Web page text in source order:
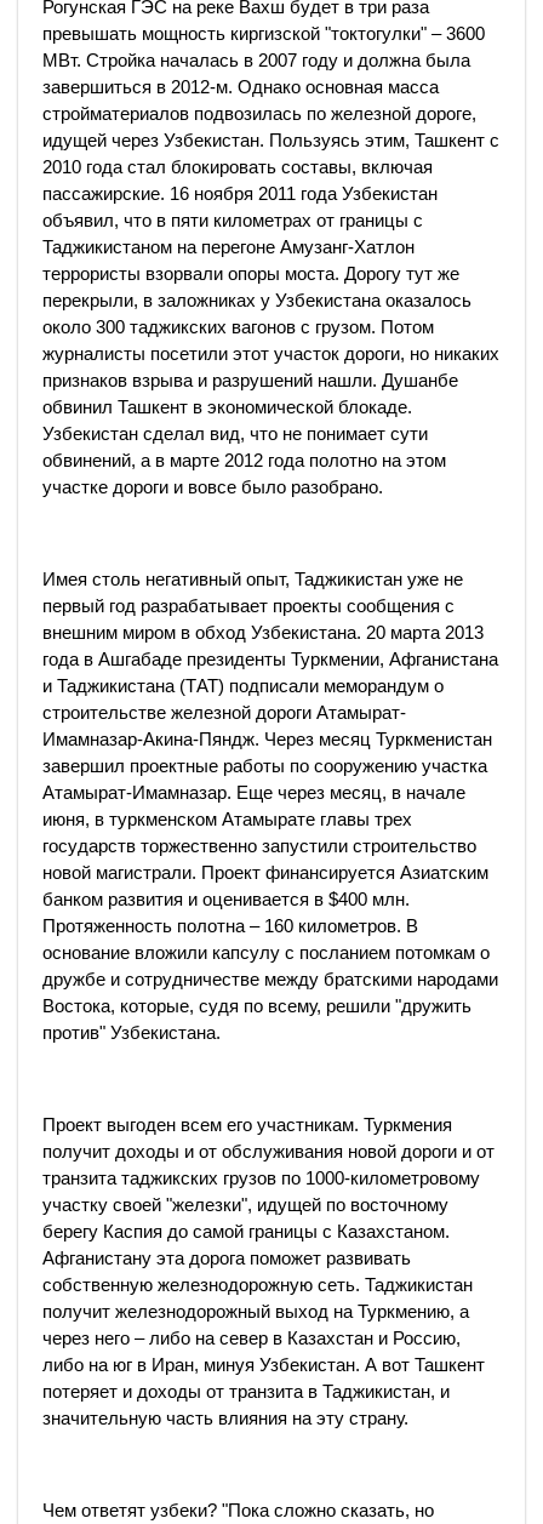
Рогунская ГЭС на реке Вахш будет в три раза
превышать мощность киргизской "токтогулки" – 3600
МВт. Стройка началась в 2007 году и должна была
завершиться в 2012-м. Однако основная масса
стройматериалов подвозилась по железной дороге,
идущей через Узбекистан. Пользуясь этим, Ташкент с
2010 года стал блокировать составы, включая
пассажирские. 16 ноября 2011 года Узбекистан
объявил, что в пяти километрах от границы с
Таджикистаном на перегоне Амузанг-Хатлон
террористы взорвали опоры моста. Дорогу тут же
перекрыли, в заложниках у Узбекистана оказалось
около 300 таджикских вагонов с грузом. Потом
журналисты посетили этот участок дороги, но никаких
признаков взрыва и разрушений нашли. Душанбе
обвинил Ташкент в экономической блокаде.
Узбекистан сделал вид, что не понимает сути
обвинений, а в марте 2012 года полотно на этом
участке дороги и вовсе было разобрано.
Имея столь негативный опыт, Таджикистан уже не
первый год разрабатывает проекты сообщения с
внешним миром в обход Узбекистана. 20 марта 2013
года в Ашгабаде президенты Туркмении, Афганистана
и Таджикистана (ТАТ) подписали меморандум о
строительстве железной дороги Атамырат-
Имамназар-Акина-Пяндж. Через месяц Туркменистан
завершил проектные работы по сооружению участка
Атамырат-Имамназар. Еще через месяц, в начале
июня, в туркменском Атамырате главы трех
государств торжественно запустили строительство
новой магистрали. Проект финансируется Азиатским
банком развития и оценивается в $400 млн.
Протяженность полотна – 160 километров. В
основание вложили капсулу с посланием потомкам о
дружбе и сотрудничестве между братскими народами
Востока, которые, судя по всему, решили "дружить
против" Узбекистана.
Проект выгоден всем его участникам. Туркмения
получит доходы и от обслуживания новой дороги и от
транзита таджикских грузов по 1000-километровому
участку своей "железки", идущей по восточному
берегу Каспия до самой границы с Казахстаном.
Афганистану эта дорога поможет развивать
собственную железнодорожную сеть. Таджикистан
получит железнодорожный выход на Туркмению, а
через него – либо на север в Казахстан и Россию,
либо на юг в Иран, минуя Узбекистан. А вот Ташкент
потеряет и доходы от транзита в Таджикистан, и
значительную часть влияния на эту страну.
Чем ответят узбеки? "Пока сложно сказать, но